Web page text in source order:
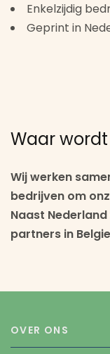
Enkelzijdig
Geprint in
Waar
Wij werken
bedrijven om
Naast
partners in
OVER ONS